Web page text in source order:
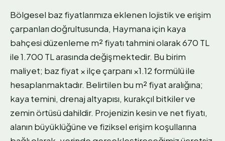
Bölgesel baz fiyatlarımıza eklenen lojistik ve erişim
çarpanları doğrultusunda, Haymana için kaya
bahçesi düzenleme m² fiyatı tahmini olarak 670 TL
ile 1.700 TL arasında değişmektedir. Bu birim
maliyet; baz fiyat × ilçe çarpanı ×1.12 formülü ile
hesaplanmaktadır. Belirtilen bu m² fiyat aralığına;
kaya temini, drenaj altyapısı, kurakçıl bitkiler ve
zemin örtüsü dahildir. Projenizin kesin ve net fiyatı,
alanın büyüklüğüne ve fiziksel erişim koşullarına